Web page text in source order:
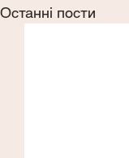
Останні пости